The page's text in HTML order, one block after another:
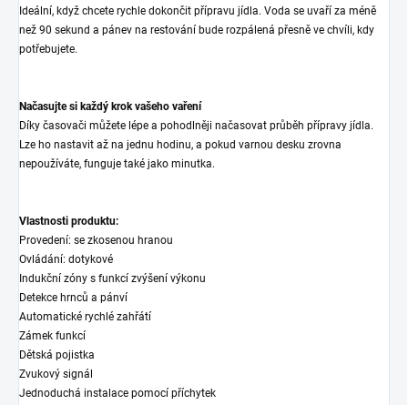
Ideální, když chcete rychle dokončit přípravu jídla. Voda se uvaří za méně
než 90 sekund a pánev na restování bude rozpálená přesně ve chvíli, kdy
potřebujete.
Načasujte si každý krok vašeho vaření
Díky časovači můžete lépe a pohodlněji načasovat průběh přípravy jídla.
Lze ho nastavit až na jednu hodinu, a pokud varnou desku zrovna
nepoužíváte, funguje také jako minutka.
Vlastnosti produktu:
Provedení: se zkosenou hranou
Ovládání: dotykové
Indukční zóny s funkcí zvýšení výkonu
Detekce hrnců a pánví
Automatické rychlé zahřátí
Zámek funkcí
Dětská pojistka
Zvukový signál
Jednoduchá instalace pomocí příchytek